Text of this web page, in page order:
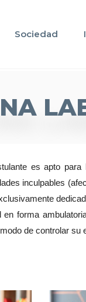
Sociedad
es apto
inculpables
forma
de controlar